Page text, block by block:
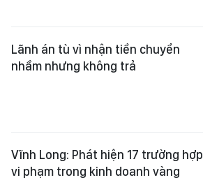
Lãnh án tù vì nhận tiền chuyển
nhầm nhưng không trả
Vĩnh Long: Phát hiện 17 trường hợp
vi phạm trong kinh doanh vàng